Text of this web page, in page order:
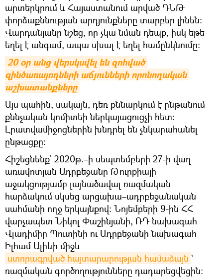
արտերկրում և Հայաստանում արված ԴՆԹ
փորձաքննության արդյունքները տարբեր լինեն։
Վարդանյանը նշեց, որ չկա նման դեպք, իսկ եթե
եղել է անգամ, ապա սխալ է եղել համընկնումը։
20 օր անց վերսկսվել են զոհված
զինծառայողների աճյունների որոնողական
աշխատանքները
Այս պահին, սակայն, դեռ քննարկում է ընթանում
քննչական կոմիտեի ներկայացուցչի հետ։
Լրատվամիջոցներին խնդրել են չնկարահանել
ընթացքը։
Հիշեցնենք` 2020թ.–ի սեպտեմբերի 27-ի վաղ
առավոտյան Ադրբեջանը Թուրքիայի
աջակցությամբ լայնածավալ ռազմական
հարձակում սկսեց արցախա–ադրբեջանական
սահմանի ողջ երկայնքով։ Նոյեմբերի 9-ին ՀՀ
վարչապետ Նիկոլ Փաշինյանի, ՌԴ նախագահ
Վլադիմիր Պուտինի ու Ադրբեջանի նախագահ
Իլհամ Ալիևի միջև
ստորագրված հայտարարության համաձայն `
ռազմական գործողությունները դադարեցվեցին։